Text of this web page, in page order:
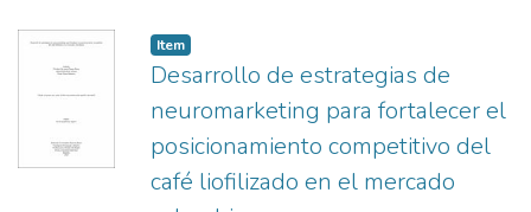
in Prison. Desde un enfoque cualitativo y
exploratorio, se empleó un diseño de caso
múltiple que permitió comprender las
prácticas, motivaciones y valores que
configuran su identidad social. Las técnicas
de recolección incluyeron entrevistas
Item
Desarrollo de estrategias de
neuromarketing para fortalecer el
posicionamiento competitivo del
café liofilizado en el mercado